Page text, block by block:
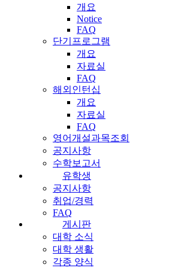
개요
Notice
FAQ
단기프로그램
개요
자료실
FAQ
해외인턴십
개요
자료실
FAQ
영어개설과목조회
공지사항
수학보고서
유학생
공지사항
취업/경력
FAQ
게시판
대학 소식
대학 생활
각종 양식